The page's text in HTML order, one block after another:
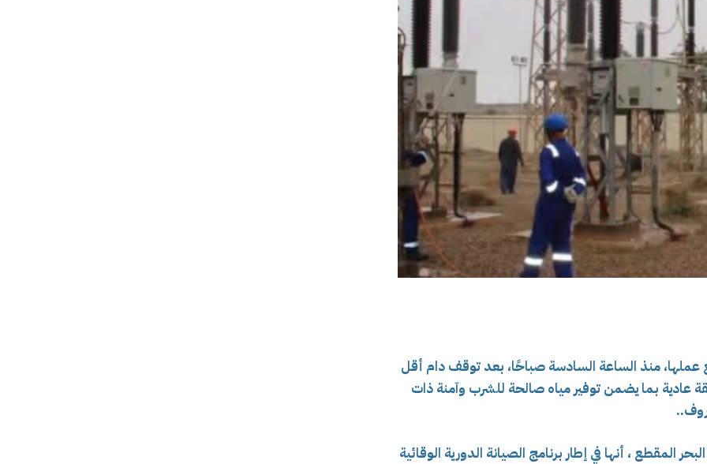
منذ الساعة السادسة صباحًا، بعد توقف دام أقل
عادية بما يضمن توفير مياه صالحة للشرب وآمنة ذات
، أنها في إطار برنامج الصيانة الدورية الوقائية